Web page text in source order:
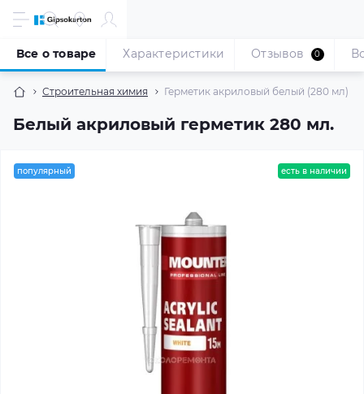
Строительная химия Герметик акриловый белый (280 мл)
Белый акриловый герметик 280 мл.
Все о товаре Характеристики Отзывов 0
популярный есть в наличии